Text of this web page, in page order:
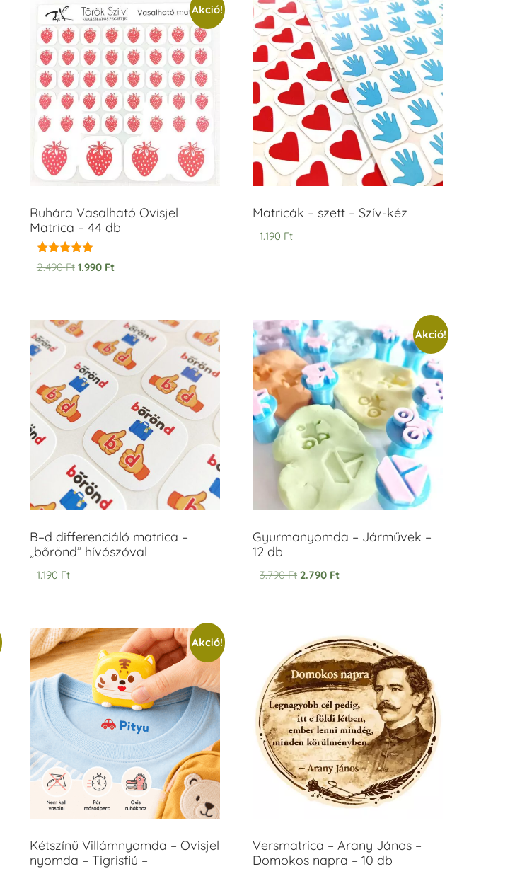
Akció!
Ruhára Vasalható Ovisjel
Matrica – 44 db
Értékelés:
5.00
2.490Ft 1.990 Ft
Matricák – szett – Szív-kéz
1.190 Ft
B–d differenciáló matrica –
„bőrönd” hívószóval
1.190 Ft
Akció!
Gyurmanyomda – Járművek –
12 db
3.790Ft 2.790 Ft
Akció!
Kétszínű Villámnyomda – Ovisjel
nyomda – Tigrisfiú –
Versmatrica – Arany János –
Domokos napra – 10 db